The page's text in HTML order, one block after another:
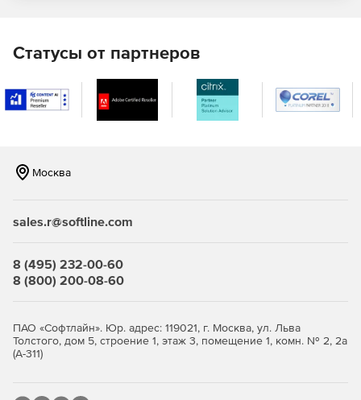
.NET.
Предоставление данных для выбора приоритетных
задач в области разработки и исправления ошибок
ПО.
Автоматическое оповещение о каждом исключении,
обнаруженном конечными пользователями.
снимков экрана к отчетам об ошибках.
Статусы от партнеров
Москва
sales.r@softline.com
8 (495) 232-00-60
8 (800) 200-08-60
ПАО «Софтлайн». Юр. адрес: 119021, г. Москва, ул. Льва
Толстого, дом 5, строение 1, этаж 3, помещение 1, комн. № 2, 2а
(А-311)